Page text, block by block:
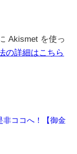
Akismet を使っ
の詳細はこちら
非ココへ！【御金